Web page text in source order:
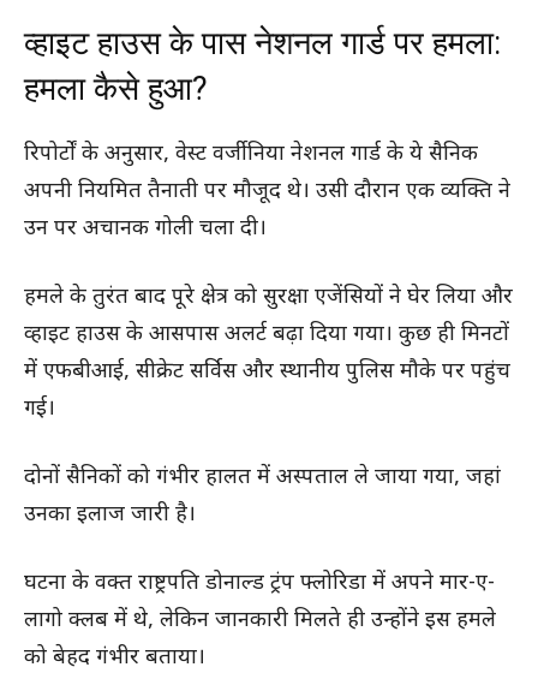
व्हाइट हाउस के पास नेशनल गार्ड पर हमला:
हमला कैसे हुआ?
रिपोर्टों के अनुसार, वेस्ट वर्जीनिया नेशनल गार्ड के ये सैनिक
अपनी नियमित तैनाती पर मौजूद थे। उसी दौरान एक व्यक्ति ने
उन पर अचानक गोली चला दी।
हमले के तुरंत बाद पूरे क्षेत्र को सुरक्षा एजेंसियों ने घेर लिया और
व्हाइट हाउस के आसपास अलर्ट बढ़ा दिया गया। कुछ ही मिनटों
में एफबीआई, सीक्रेट सर्विस और स्थानीय पुलिस मौके पर पहुंच
गई।
दोनों सैनिकों को गंभीर हालत में अस्पताल ले जाया गया, जहां
उनका इलाज जारी है।
घटना के वक्त राष्ट्रपति डोनाल्ड ट्रंप फ्लोरिडा में अपने मार-ए-
लागो क्लब में थे, लेकिन जानकारी मिलते ही उन्होंने इस हमले
को बेहद गंभीर बताया।